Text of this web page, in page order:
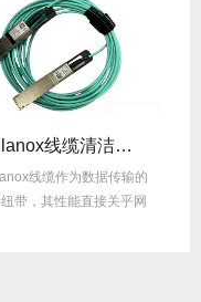
Mellanox线缆清洁方法：正确操作不损坏！
线缆作为数据传输的
带，其性能直接关乎网